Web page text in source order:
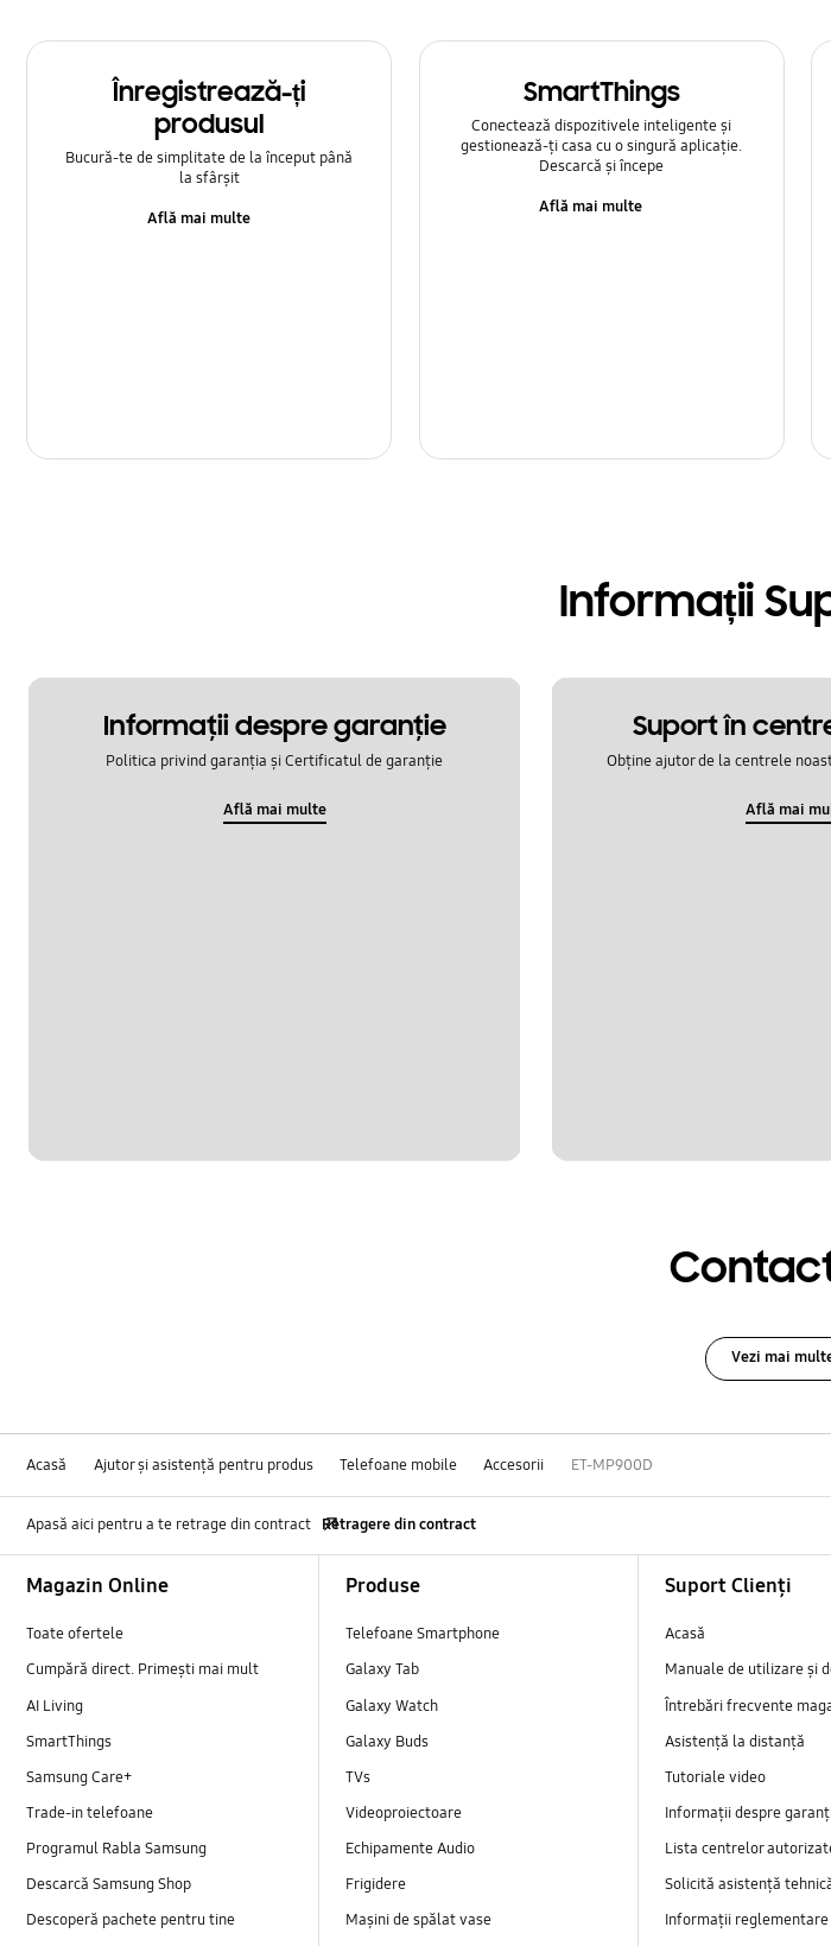
Înregistrează-ți
produsul
Bucură-te de simplitate de la început până
la sfârșit
Află mai multe
SmartThings
Conectează dispozitivele inteligente și
gestionează-ți casa cu o singură aplicație.
Descarcă și începe
Află mai multe
Informații
Informaţii despre garanţie
Politica privind garanția și Certificatul de garanție
Află mai multe
Suport în
Obține ajutor de la centrele
Află mai
Vezi mai
Acasă Ajutor și asistență pentru produs Telefoane mobile Accesorii ET-MP900D
Apasă aici pentru a te retrage din contract Retragere din contract
Magazin Online
Toate ofertele
Cumpără direct. Primești mai mult
AI Living
SmartThings
Samsung Care+
Trade-in telefoane
Programul Rabla Samsung
Descarcă Samsung Shop
Descoperă pachete pentru tine
Produse
Telefoane Smartphone
Galaxy Tab
Galaxy Watch
Galaxy Buds
TVs
Videoproiectoare
Echipamente Audio
Frigidere
Mașini de spălat vase
Suport Clienți
Acasă
Manuale de utilizare și
Întrebări frecvente
Asistență la distanță
Tutoriale video
Informații despre
Lista centrelor
Solicită asistență
Informații reglementare